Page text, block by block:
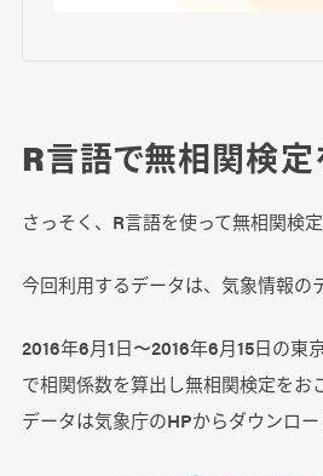
R言語で無相関検定
さっそく、R言語を使って無相関検
今回利用するデータは、気象情報の
2016年6月1日〜2016年6月15日の東
で相関係数を算出し無相関検定をお
データは気象庁のHPからダウンロー